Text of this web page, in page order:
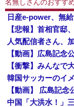
名無しさんのおすす
韓国サッカーのイ